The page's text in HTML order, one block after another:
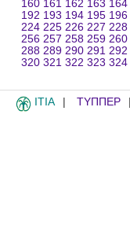
160 161 162 163 164
192 193 194 195 196
224 225 226 227 228
256 257 258 259 260
288 289 290 291 292
320 321 322 323 324
ITIA ΤΥΠΠΕΡ